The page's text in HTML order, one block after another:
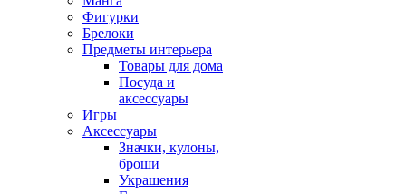
Фигурки
Брелоки
Предметы интерьера
Товары для дома
Посуда и
аксессуары
Игры
Аксессуары
Значки, кулоны,
броши
Украшения